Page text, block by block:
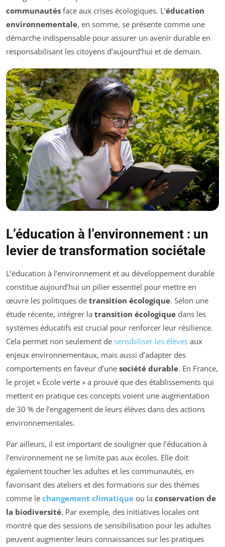
communautés face aux crises écologiques. L’éducation
environnementale, en somme, se présente comme une
démarche indispensable pour assurer un avenir durable en
responsabilisant les citoyens d’aujourd’hui et de demain.
L’éducation à l’environnement : un
levier de transformation sociétale
L’éducation à l’environnement et au développement durable
constitue aujourd’hui un pilier essentiel pour mettre en
œuvre les politiques de transition écologique. Selon une
étude récente, intégrer la transition écologique dans les
systèmes éducatifs est crucial pour renforcer leur résilience.
Cela permet non seulement de sensibiliser les élèves aux
enjeux environnementaux, mais aussi d’adapter des
comportements en faveur d’une société durable. En France,
le projet « École verte » a prouvé que des établissements qui
mettent en pratique ces concepts voient une augmentation
de 30 % de l’engagement de leurs élèves dans des actions
environnementales.
Par ailleurs, il est important de souligner que l’éducation à
l’environnement ne se limite pas aux écoles. Elle doit
également toucher les adultes et les communautés, en
favorisant des ateliers et des formations sur des thèmes
comme le changement climatique ou la conservation de
la biodiversité. Par exemple, des initiatives locales ont
montré que des sessions de sensibilisation pour les adultes
peuvent augmenter leurs connaissances sur les pratiques